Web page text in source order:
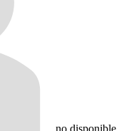
no disponible